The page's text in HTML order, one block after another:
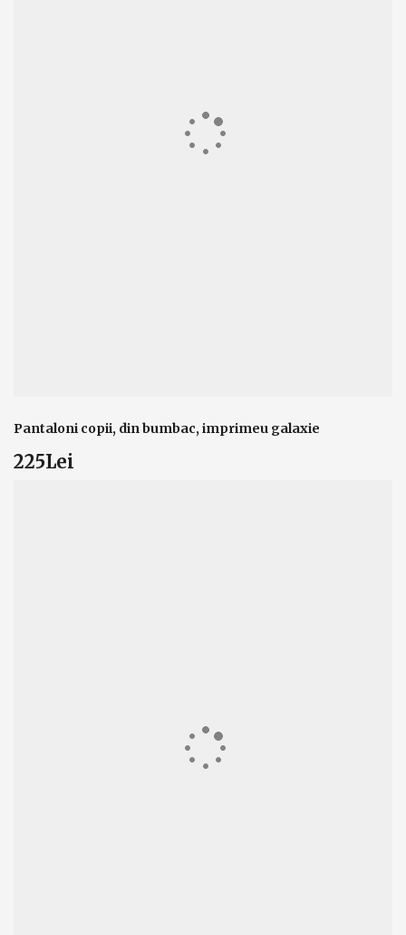
Pantaloni copii, din bumbac, imprimeu galaxie
225Lei